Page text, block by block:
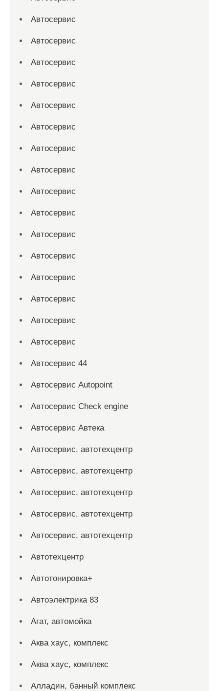
Автосервис
Автосервис
Автосервис
Автосервис
Автосервис
Автосервис
Автосервис
Автосервис
Автосервис
Автосервис
Автосервис
Автосервис
Автосервис
Автосервис
Автосервис
Автосервис
Автосервис 44
Автосервис Autopoint
Автосервис Check engine
Автосервис Автека
Автосервис, автотехцентр
Автосервис, автотехцентр
Автосервис, автотехцентр
Автосервис, автотехцентр
Автосервис, автотехцентр
Автотехцентр
Автотонировка+
Автоэлектрика 83
Агат, автомойка
Аква хаус, комплекс
Аква хаус, комплекс
Алладин, банный комплекс